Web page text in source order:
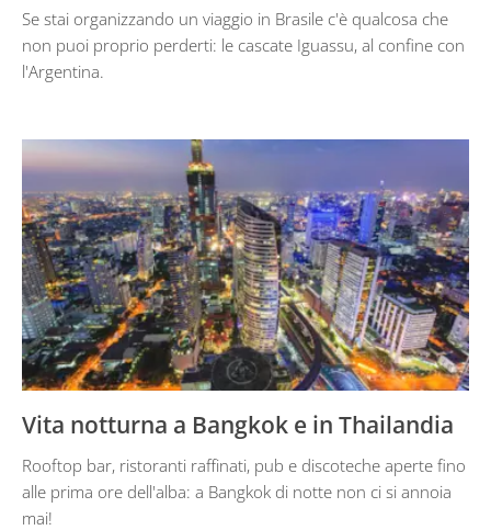
Se stai organizzando un viaggio in Brasile c'è qualcosa che
non puoi proprio perderti: le cascate Iguassu, al confine con
l'Argentina.
Vita notturna a Bangkok e in Thailandia
Rooftop bar, ristoranti raffinati, pub e discoteche aperte fino
alle prima ore dell'alba: a Bangkok di notte non ci si annoia
mai!